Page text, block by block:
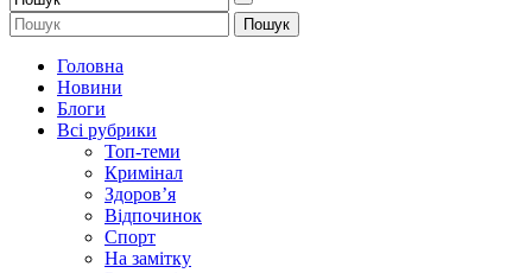
Головна
Новини
Блоги
Всі рубрики
Топ-теми
Кримінал
Здоров’я
Відпочинок
Спорт
На замітку